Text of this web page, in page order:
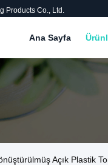
Products Co., Ltd.
Ana Sayfa
Açık Plastik